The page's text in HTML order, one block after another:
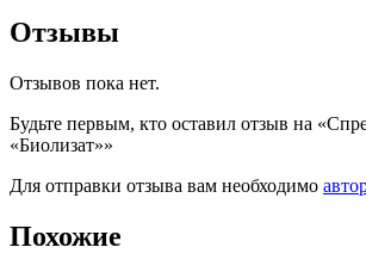
Отзывы
Отзывов пока нет.
Будьте первым, кто оставил отзыв на
«Биолизат»»
Для отправки отзыва вам необходимо
Похожие